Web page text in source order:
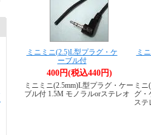
ミニミニ(2.5)L型プラグ・ケ
ーブル付
400円(税込440円)
ミニミニ(2.5mm)L型プラグ・ケー
ブル付 1.5M モノラルorステレオ
ミ
ミ
グ・
ステ